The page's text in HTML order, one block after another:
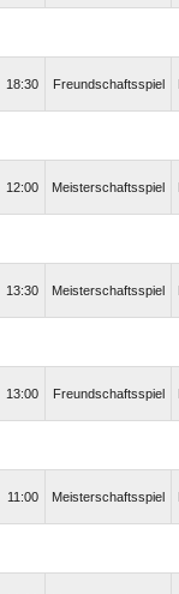
18:30 Freundschaftsspiel
12:00 Meisterschaftsspiel
13:30 Meisterschaftsspiel
13:00 Freundschaftsspiel
11:00 Meisterschaftsspiel